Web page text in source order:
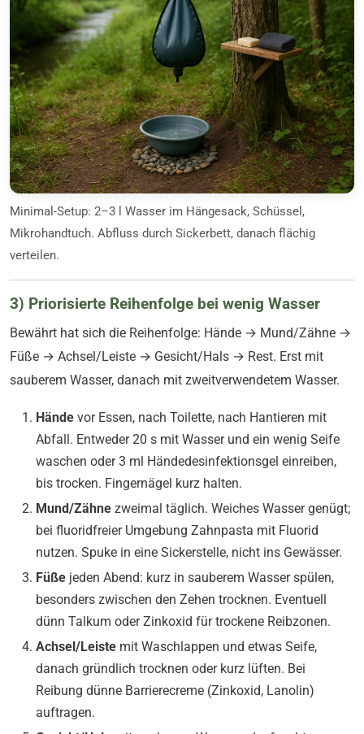
Minimal-Setup: 2–3 l Wasser im Hängesack, Schüssel,
Mikrohandtuch. Abfluss durch Sickerbett, danach flächig
verteilen.
3) Priorisierte Reihenfolge bei wenig Wasser
Bewährt hat sich die Reihenfolge: Hände → Mund/Zähne →
Füße → Achsel/Leiste → Gesicht/Hals → Rest. Erst mit
sauberem Wasser, danach mit zweitverwendetem Wasser.
Hände vor Essen, nach Toilette, nach Hantieren mit
Abfall. Entweder 20 s mit Wasser und ein wenig Seife
waschen oder 3 ml Händedesinfektionsgel einreiben,
bis trocken. Fingernägel kurz halten.
Mund/Zähne zweimal täglich. Weiches Wasser genügt;
bei fluoridfreier Umgebung Zahnpasta mit Fluorid
nutzen. Spuke in eine Sickerstelle, nicht ins Gewässer.
Füße jeden Abend: kurz in sauberem Wasser spülen,
besonders zwischen den Zehen trocknen. Eventuell
dünn Talkum oder Zinkoxid für trockene Reibzonen.
Achsel/Leiste mit Waschlappen und etwas Seife,
danach gründlich trocknen oder kurz lüften. Bei
Reibung dünne Barrierecreme (Zinkoxid, Lanolin)
auftragen.